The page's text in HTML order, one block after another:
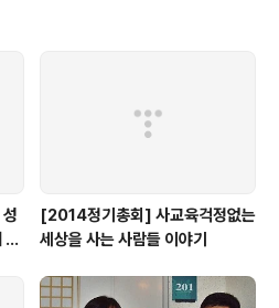
다!” 서울특별시
법 제정 천만 시민
심
[2014정기총회] 사교육걱정없는
세상을 사는 사람들 이야기